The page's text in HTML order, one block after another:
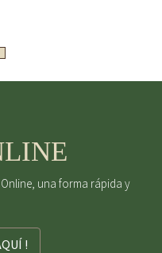
una forma rápida y
!